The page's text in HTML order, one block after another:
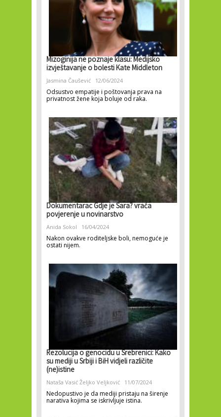
Mizoginija ne poznaje klasu: Medijsko
izvještavanje o bolesti Kate Middleton
Jasmina Čaušević 12/06/2024
Odsustvo empatije i poštovanja prava na
privatnost žene koja boluje od raka.
Dokumentarac Gdje je Sara? vraća
povjerenje u novinarstvo
Anida Sokol 16/04/2024
Nakon ovakve roditeljske boli, nemoguće je
ostati nijem.
Rezolucija o genocidu u Srebrenici: Kako
su mediji u Srbiji i BiH vidjeli različite
(ne)istine
Nataša Vasić Željko Veljković 11/07/2024
Nedopustivo je da mediji pristaju na širenje
narativa kojima se iskrivljuje istina.